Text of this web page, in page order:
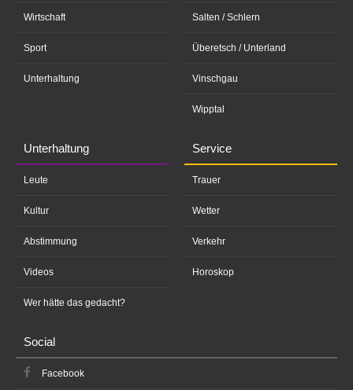
Wirtschaft
Sport
Unterhaltung
Salten / Schlern
Überetsch / Unterland
Vinschgau
Wipptal
Unterhaltung
Leute
Kultur
Abstimmung
Videos
Wer hätte das gedacht?
Service
Trauer
Wetter
Verkehr
Horoskop
Social
Facebook